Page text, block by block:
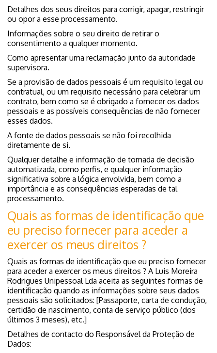
Detalhes dos seus direitos para corrigir, apagar, restringir
ou opor a esse processamento.
Informações sobre o seu direito de retirar o
consentimento a qualquer momento.
Como apresentar uma reclamação junto da autoridade
supervisora.
Se a provisão de dados pessoais é um requisito legal ou
contratual, ou um requisito necessário para celebrar um
contrato, bem como se é obrigado a fornecer os dados
pessoais e as possíveis consequências de não fornecer
esses dados.
A fonte de dados pessoais se não foi recolhida
diretamente de si.
Qualquer detalhe e informação de tomada de decisão
automatizada, como perfis, e qualquer informação
significativa sobre a lógica envolvida, bem como a
importância e as consequências esperadas de tal
processamento.
Quais as formas de identificação que
eu preciso fornecer para aceder a
exercer os meus direitos ?
Quais as formas de identificação que eu preciso fornecer
para aceder a exercer os meus direitos ? A Luis Moreira
Rodrigues Unipessoal Lda aceita as seguintes formas de
identificação quando as informações sobre seus dados
pessoais são solicitados: [Passaporte, carta de condução,
certidão de nascimento, conta de serviço público (dos
últimos 3 meses), etc.]
Detalhes de contacto do Responsável da Proteção de
Dados: